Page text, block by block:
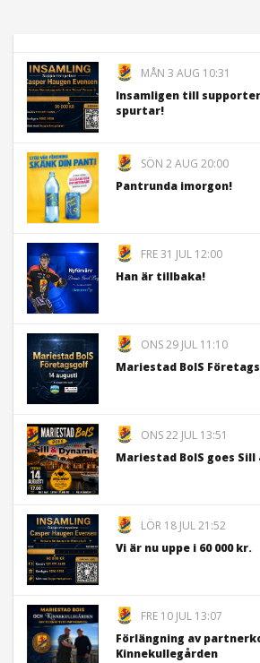
MÅN 3 AUG 10:31
Insamligen till
spurtar!
SÖN 2 AUG 20:00
Pantrunda imorgon!
FRE 31 JUL 12:00
Han är tillbaka!
ONS 29 JUL 11:10
Mariestad BoIS
ONS 22 JUL 13:51
Mariestad BoIS goes Sill
LÖR 18 JUL 21:52
Vi är nu uppe i 60 000 kr.
FRE 10 JUL 13:07
Förlängning av
Kinnekullegården